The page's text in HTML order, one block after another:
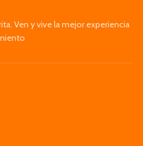
Ven y vive la mejor experiencia